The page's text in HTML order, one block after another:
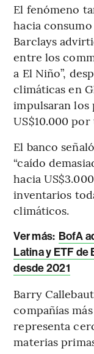
El fenómeno
hacia
Barclays
entre los
a El Niño”,
climáticas en
impulsaran los
US$10.000
El banco
“caído
hacia
inventarios
climáticos.
Ver más: BofA
Latina y ETF
desde 2021
Barry
compañías
representa
materias